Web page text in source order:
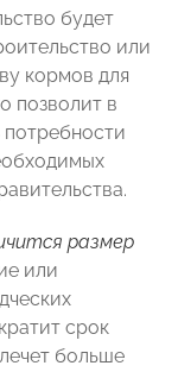
будет
или
кормов для
позволит в
потребности
размер
или
срок
больше